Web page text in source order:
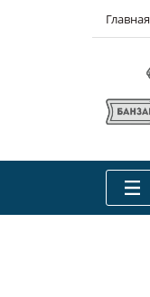
Главная